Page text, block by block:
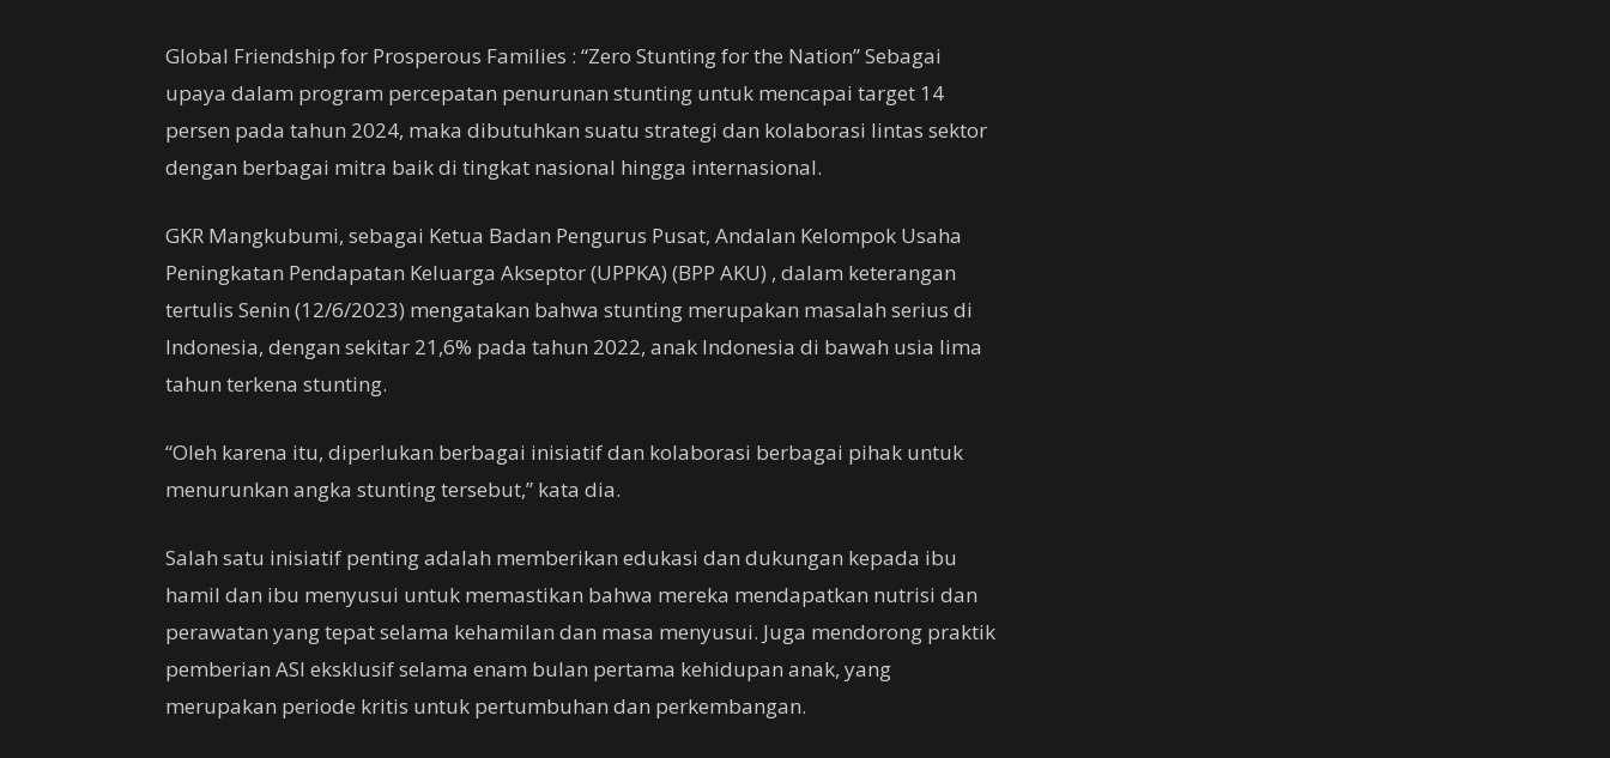
Global Friendship for Prosperous Families : “Zero Stunting for the Nation” Sebagai
upaya dalam program percepatan penurunan stunting untuk mencapai target 14
persen pada tahun 2024, maka dibutuhkan suatu strategi dan kolaborasi lintas sektor
dengan berbagai mitra baik di tingkat nasional hingga internasional.
GKR Mangkubumi, sebagai Ketua Badan Pengurus Pusat, Andalan Kelompok Usaha
Peningkatan Pendapatan Keluarga Akseptor (UPPKA) (BPP AKU) , dalam keterangan
tertulis Senin (12/6/2023) mengatakan bahwa stunting merupakan masalah serius di
Indonesia, dengan sekitar 21,6% pada tahun 2022, anak Indonesia di bawah usia lima
tahun terkena stunting.
“Oleh karena itu, diperlukan berbagai inisiatif dan kolaborasi berbagai pihak untuk
menurunkan angka stunting tersebut,” kata dia.
Salah satu inisiatif penting adalah memberikan edukasi dan dukungan kepada ibu
hamil dan ibu menyusui untuk memastikan bahwa mereka mendapatkan nutrisi dan
perawatan yang tepat selama kehamilan dan masa menyusui. Juga mendorong praktik
pemberian ASI eksklusif selama enam bulan pertama kehidupan anak, yang
merupakan periode kritis untuk pertumbuhan dan perkembangan.